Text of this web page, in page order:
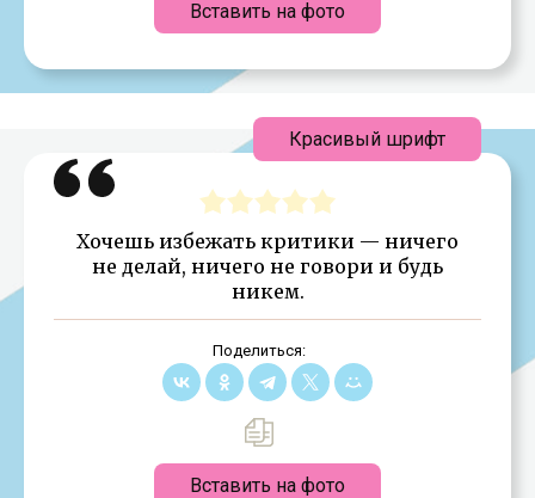
Вставить на фото
Хочешь избежать критики — ничего
не делай, ничего не говори и будь
никем.
Поделиться:
Вставить на фото
Красивый шрифт